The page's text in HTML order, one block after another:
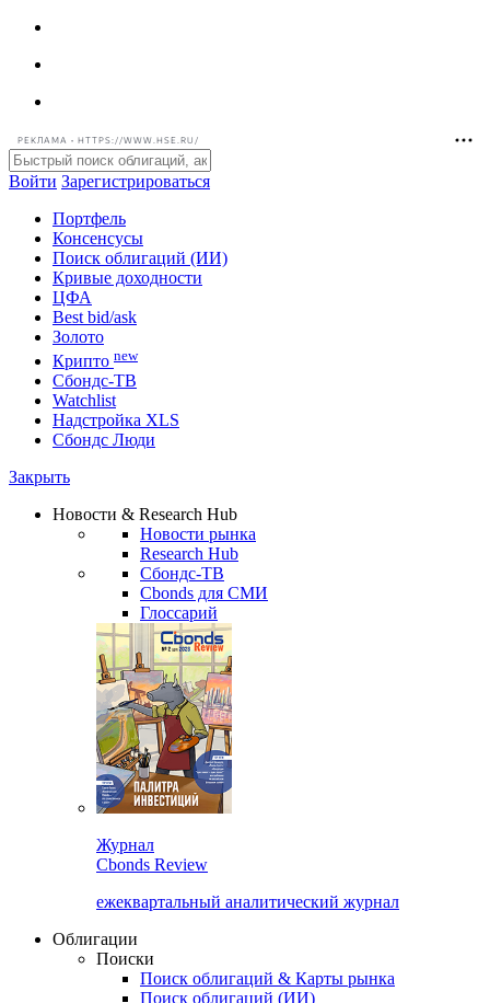
РЕКЛАМА • HTTPS://WWW.HSE.RU/
Войти Зарегистрироваться
Портфель
Консенсусы
Поиск облигаций (ИИ)
Кривые доходности
ЦФА
Best bid/ask
Золото
Крипто new
Watchlist
Сбондс Люди
Новости & Research Hub
Новости рынка
Research Hub
Сбондс-ТВ
Cbonds для СМИ
Глоссарий
Cbonds Review
ежеквартальный аналитический журнал